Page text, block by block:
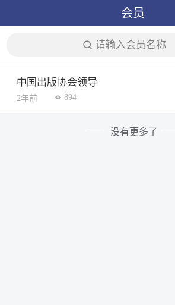
会员
请输入会员名称
中国出版协会领导
2年前 894
没有更多了